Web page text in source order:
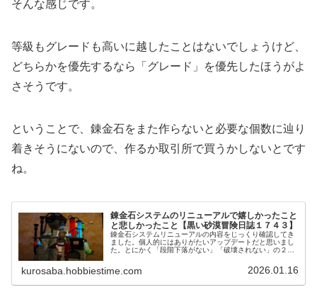
そんな感じです。
等級もグレードも高いに越したことはないでしょうけど、
どちらかを優先するなら「グレード」を優先したほうがよ
さそうです。
ということで、錬金石をまた作らないと必要な個数に辿り
着きそうにないので、作るか取引所で買うかしないとです
ね。
錬金石システムのリニューアルで嬉しかったこと
と悲しかったこと【黒い砂漠冒険日誌１７４３】
錬金石システムリニューアルの内容をじっくり確認してき
ました。個人的にはありがたいアップデートだと思いまし
た。とにかく「段階下落がない」「破壊されない」の２つ
kurosaba.hobbiestime.com 2026.01.16